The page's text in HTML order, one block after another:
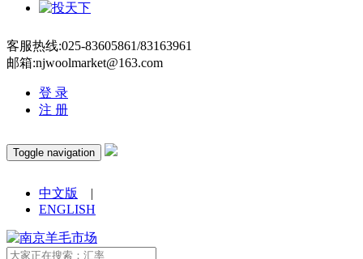
客服热线:025-83605861/83163961
邮箱:njwoolmarket@163.com
登 录
注 册
Toggle navigation
中文版
|
ENGLISH